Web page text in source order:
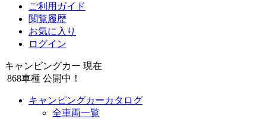
ご利用ガイド
閲覧履歴
お気に入り
ログイン
キャンピングカー 現在
868車種 公開中！
キャンピングカーカタログ
全車両一覧